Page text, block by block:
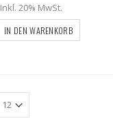
Inkl. 20% MwSt.
IN DEN WARENKORB